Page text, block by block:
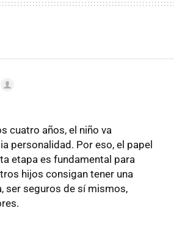
cuatro años, el niño va
personalidad. Por eso, el papel
etapa es fundamental para
hijos consigan tener una
ser seguros de sí mismos,